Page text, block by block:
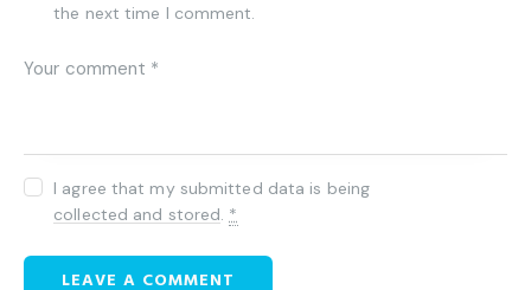
the next time I comment.
I agree that my submitted data is being
collected and stored. *